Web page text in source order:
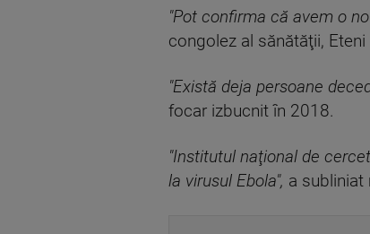
"Pot confirma că avem o
congolez al sănătăţii,
"Există deja persoane
focar izbucnit în 2018.
"Institutul naţional de
la virusul Ebola", a subliniat